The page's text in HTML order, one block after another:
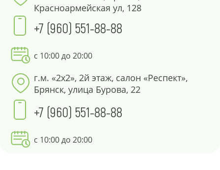
Красноармейская ул, 128
+7 (960) 551-88-88
с 10:00 до 20:00
г.м. «2х2», 2й этаж, салон «Респект»,
Брянск, улица Бурова, 22
+7 (960) 551-88-88
с 10:00 до 20:00